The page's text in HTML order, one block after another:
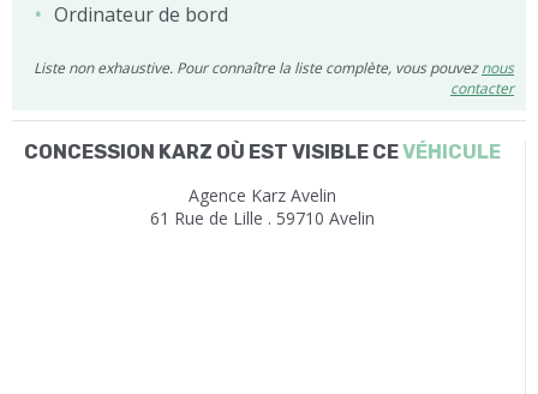
Ordinateur de bord
Liste non exhaustive. Pour connaître la liste complète, vous pouveznous
contacter
CONCESSION KARZ OÙ EST VISIBLE CEVÉHICULE
Agence Karz Avelin
61 Rue de Lille . 59710 Avelin